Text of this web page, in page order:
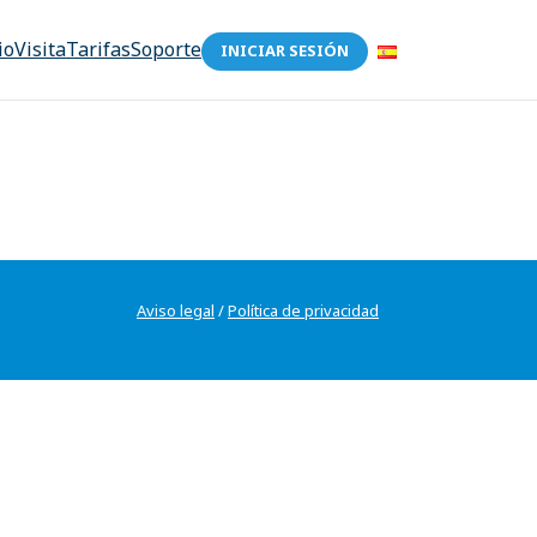
VisitaTarifasSoporte INICIAR SESIÓN
Aviso legal /Política de privacidad